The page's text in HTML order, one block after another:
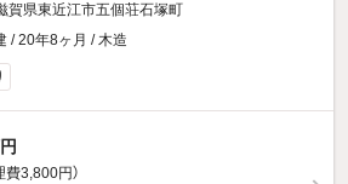
賀県東近江市五個荘石塚町
/ 20年8ヶ月 / 木造
費3,800円）